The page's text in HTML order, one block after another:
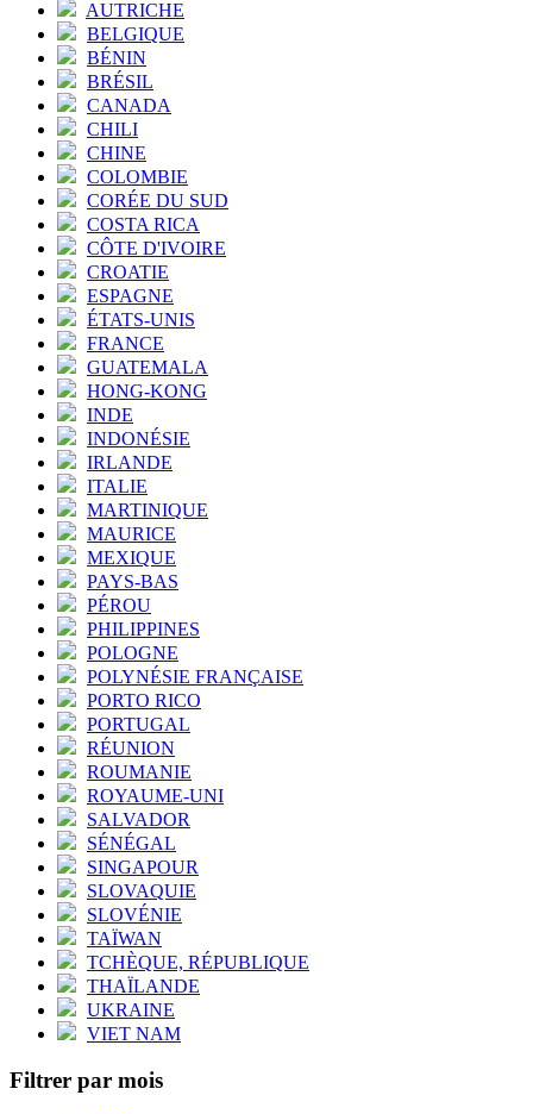
AUTRICHE
BELGIQUE
BÉNIN
BRÉSIL
CANADA
CHILI
CHINE
COLOMBIE
CORÉE DU SUD
COSTA RICA
CÔTE D'IVOIRE
CROATIE
ESPAGNE
ÉTATS-UNIS
FRANCE
GUATEMALA
HONG-KONG
INDE
INDONÉSIE
IRLANDE
ITALIE
MARTINIQUE
MAURICE
MEXIQUE
PAYS-BAS
PÉROU
PHILIPPINES
POLOGNE
POLYNÉSIE FRANÇAISE
PORTO RICO
PORTUGAL
RÉUNION
ROUMANIE
ROYAUME-UNI
SALVADOR
SÉNÉGAL
SINGAPOUR
SLOVAQUIE
SLOVÉNIE
TAÏWAN
TCHÈQUE, RÉPUBLIQUE
THAÏLANDE
UKRAINE
VIET NAM
Filtrer par mois